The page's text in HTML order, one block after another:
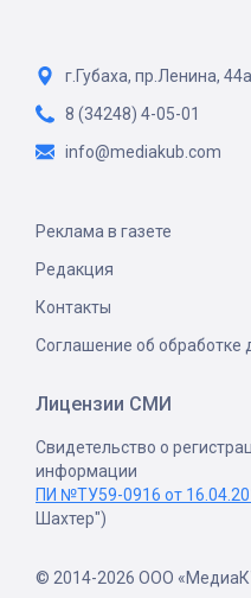
г.Губаха, пр.Ленина, 44а
8 (34248) 4-05-01
info@mediakub.com
Реклама в газете
Редакция
Контакты
Соглашение об обработке
Лицензии СМИ
Свидетельство о
информации
ПИ №ТУ59-0916 от
Шахтер")
© 2014-2026 ООО